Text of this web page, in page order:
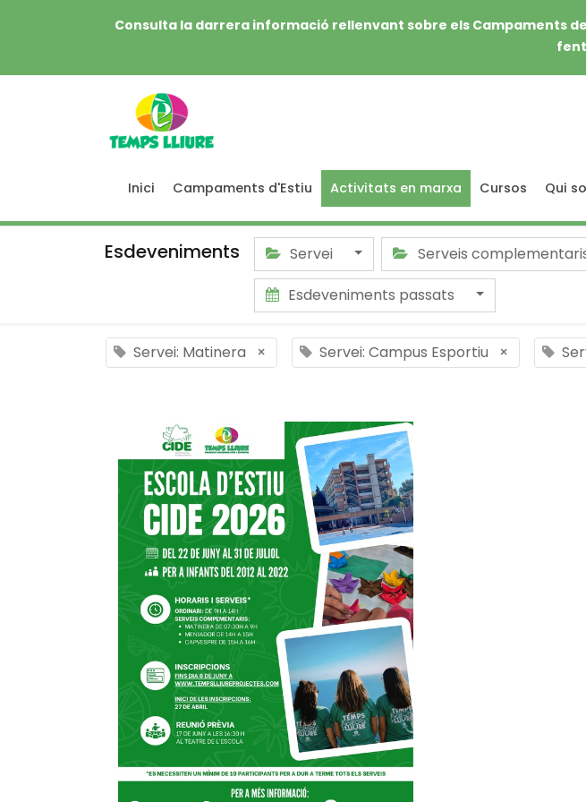
Consulta la darrera informació rellenvant sobre els Campaments
fent
Inici Campaments d'Estiu Activitats en marxa Cursos Qui
Esdeveniments Servei Serveis
Esdeveniments passats
Servei: Matinera × Servei: Campus Esportiu ×